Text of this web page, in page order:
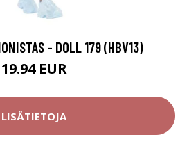
- DOLL 179 (HBV13)
19.94 EUR
LISÄTIETOJA